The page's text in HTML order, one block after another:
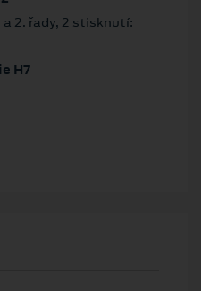
2. řady, 2 stisknutí:
H7